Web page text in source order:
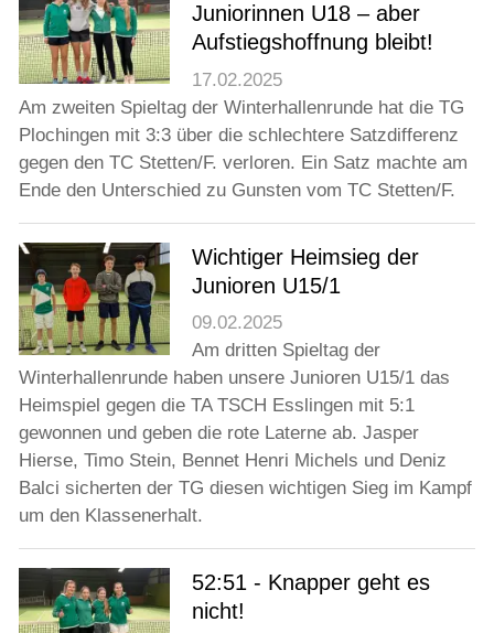
Juniorinnen U18 – aber
Aufstiegshoffnung bleibt!
17.02.2025
Am zweiten Spieltag der Winterhallenrunde hat die TG
Plochingen mit 3:3 über die schlechtere Satzdifferenz
gegen den TC Stetten/F. verloren. Ein Satz machte am
Ende den Unterschied zu Gunsten vom TC Stetten/F.
Wichtiger Heimsieg der
Junioren U15/1
09.02.2025
Am dritten Spieltag der
Winterhallenrunde haben unsere Junioren U15/1 das
Heimspiel gegen die TA TSCH Esslingen mit 5:1
gewonnen und geben die rote Laterne ab. Jasper
Hierse, Timo Stein, Bennet Henri Michels und Deniz
Balci sicherten der TG diesen wichtigen Sieg im Kampf
um den Klassenerhalt.
52:51 - Knapper geht es
nicht!